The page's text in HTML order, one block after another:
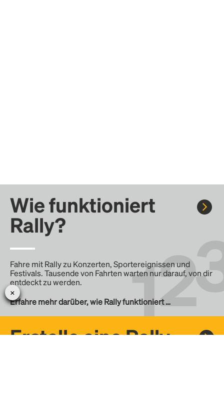
Wie funktioniert
Rally?
Fahre mit Rally zu Konzerten, Sportereignissen und
Festivals. Tausende von Fahrten warten nur darauf, von dir
entdeckt zu werden.
Erfahre mehr darüber, wie Rally funktioniert …
Erstelle eine Rally